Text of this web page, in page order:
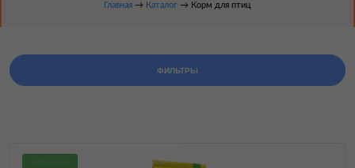
Главная → Каталог → Корм для птиц
ФИЛЬТРЫ